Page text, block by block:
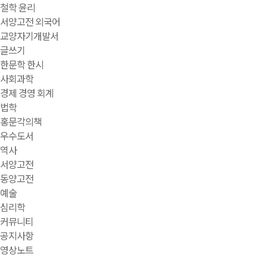
철학 윤리
서양고전 외국어
교양자기개발서
글쓰기
한문학 한시
사회과학
경제 경영 회계
법학
홍문각의책
우수도서
역사
서양고전
동양고전
예술
심리학
커뮤니티
공지사항
영상노트